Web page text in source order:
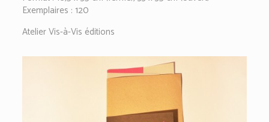
Exemplaires : 120
Atelier Vis-à-Vis éditions